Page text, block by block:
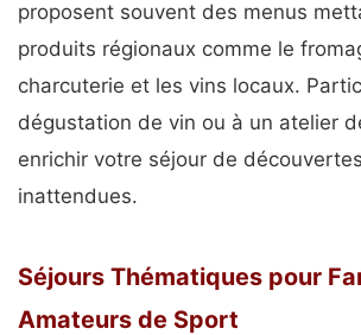
proposent souvent des menus
produits régionaux comme le
charcuterie et les vins locaux.
dégustation de vin ou à un atelier
enrichir votre séjour de
inattendues.
Séjours Thématiques pour
Amateurs de Sport